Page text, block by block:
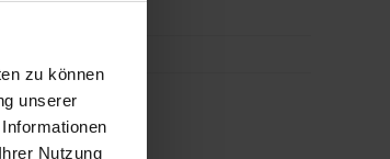
zu können
unserer
Nutzung